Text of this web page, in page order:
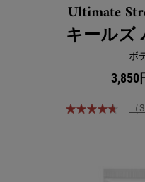
Ultimate
キールズ
ボ
3,850